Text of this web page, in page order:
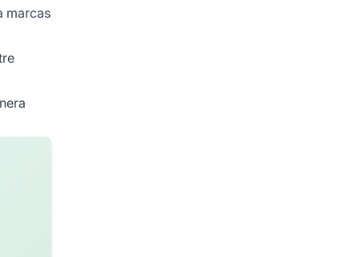
marcas